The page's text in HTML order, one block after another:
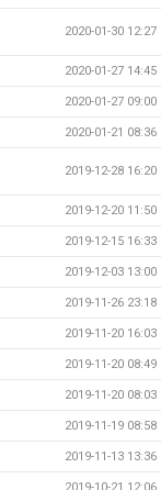
2020-01-30 12:27
2020-01-27 14:45
2020-01-27 09:00
2020-01-21 08:36
2019-12-28 16:20
2019-12-20 11:50
2019-12-15 16:33
2019-12-03 13:00
2019-11-26 23:18
2019-11-20 16:03
2019-11-20 08:49
2019-11-20 08:03
2019-11-19 08:58
2019-11-13 13:36